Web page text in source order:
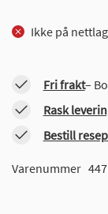
Ikke på
Fri frakt–
Rask
Bestill
Varenummer